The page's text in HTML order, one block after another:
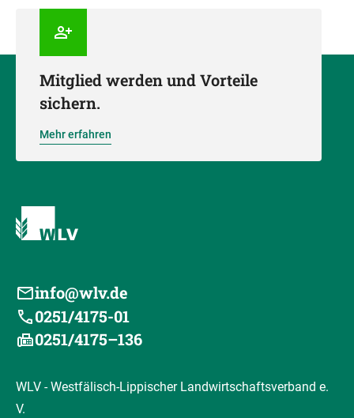
Mitglied werden und Vorteile
sichern.
Mehr erfahren
info@wlv.de
0251/4175-01
0251/4175–136
WLV - Westfälisch-Lippischer Landwirtschaftsverband e.
V.